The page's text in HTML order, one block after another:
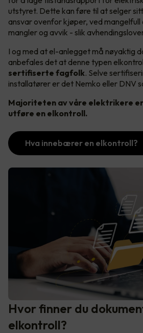
utstyret. Dette kan føre til at selger
ansvar ovenfor kjøper, ved mangelfull
mangler og avvik - slik
I og med at el-anlegget må nøyaktig
anbefales det at denne typen
sertifiserte fagfolk. Selve
installatører er det Nemko eller DNV
Majoriteten av våre elektrikere
utføre en elkontroll.
Hva innebærer en elkontroll?
Hvor finner du
elkontroll?